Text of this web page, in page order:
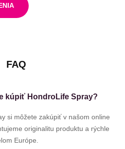
FAQ
kúpiť HondroLife Spray?
si môžete zakúpiť v našom online
originalitu produktu a rýchle
Európe.